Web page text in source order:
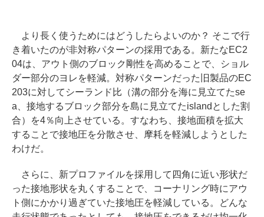
より長く使うためにはどうしたらよいのか？ そこで行
き着いたのが非対称パターンの採用である。新たなEC2
04は、アウト側のブロック剛性を高めることで、ショル
ダー部分のヨレを軽減。対称パターンだった旧製品のEC
203に対してシーランド比（溝の部分を海に見立てたse
a、接地するブロック部分を島に見立てたislandとした割
合）を4％向上させている。すなわち、接地面積を拡大
することで接地圧を分散させ、摩耗を軽減しようとした
わけだ。
さらに、新プロファイルを採用して四角に近い形状だ
った接地形状を丸くすることで、コーナリング時にアウ
ト側にかかり過ぎていた接地圧を軽減している。どんな